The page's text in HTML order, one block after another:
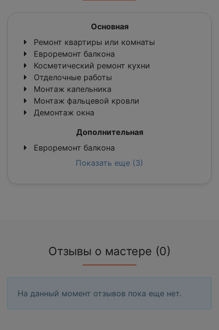
Основная
Ремонт квартиры или комнаты
Евроремонт балкона
Косметический ремонт кухни
Отделочные работы
Монтаж капельника
Монтаж фальцевой кровли
Демонтаж окна
Дополнительная
Евроремонт балкона
Показать еще (3)
Отзывы о мастере (0)
На данный момент отзывов пока еще нет.